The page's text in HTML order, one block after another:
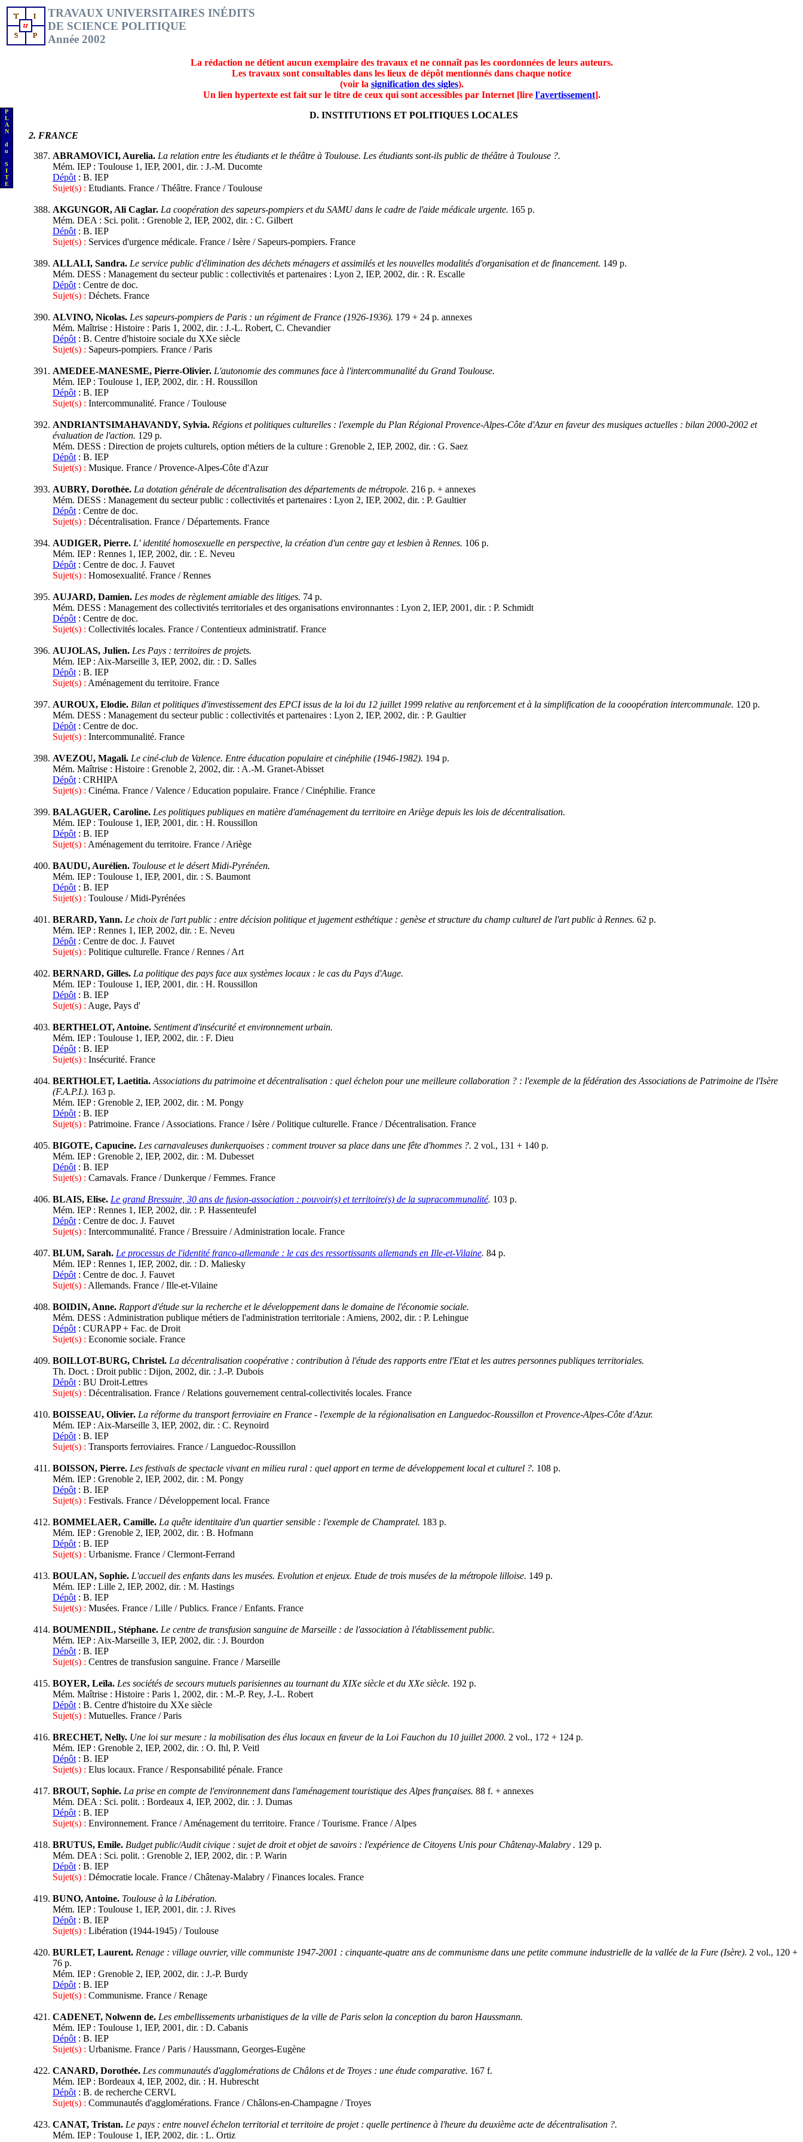
P
L
A
N
d
u
S
I
T
E
TRAVAUX UNIVERSITAIRES INÉDITS
DE SCIENCE POLITIQUE
Année 2002
La rédaction ne détient aucun exemplaire des travaux et ne connaît pas les coordonnées de leurs auteurs.
Les travaux sont consultables dans les lieux de dépôt mentionnés dans chaque notice
(voir la signification des sigles).
Un lien hypertexte est fait sur le titre de ceux qui sont accessibles par Internet [lire l'avertissement].
D. INSTITUTIONS ET POLITIQUES LOCALES
2. FRANCE
ABRAMOVICI, Aurelia. La relation entre les étudiants et le théâtre à Toulouse. Les étudiants sont-ils public de théâtre à Toulouse ?.
Mém. IEP : Toulouse 1, IEP, 2001, dir. : J.-M. Ducomte
Dépôt : B. IEP
Sujet(s) : Etudiants. France / Théâtre. France / Toulouse
AKGUNGOR, Ali Caglar. La coopération des sapeurs-pompiers et du SAMU dans le cadre de l'aide médicale urgente. 165 p.
Mém. DEA : Sci. polit. : Grenoble 2, IEP, 2002, dir. : C. Gilbert
Dépôt : B. IEP
Sujet(s) : Services d'urgence médicale. France / Isère / Sapeurs-pompiers. France
ALLALI, Sandra. Le service public d'élimination des déchets ménagers et assimilés et les nouvelles modalités d'organisation et de financement. 149 p.
Mém. DESS : Management du secteur public : collectivités et partenaires : Lyon 2, IEP, 2002, dir. : R. Escalle
Dépôt : Centre de doc.
Sujet(s) : Déchets. France
ALVINO, Nicolas. Les sapeurs-pompiers de Paris : un régiment de France (1926-1936). 179 + 24 p. annexes
Mém. Maîtrise : Histoire : Paris 1, 2002, dir. : J.-L. Robert, C. Chevandier
Dépôt : B. Centre d'histoire sociale du XXe siècle
Sujet(s) : Sapeurs-pompiers. France / Paris
AMEDEE-MANESME, Pierre-Olivier. L'autonomie des communes face à l'intercommunalité du Grand Toulouse.
Mém. IEP : Toulouse 1, IEP, 2002, dir. : H. Roussillon
Dépôt : B. IEP
Sujet(s) : Intercommunalité. France / Toulouse
ANDRIANTSIMAHAVANDY, Sylvia. Régions et politiques culturelles : l'exemple du Plan Régional Provence-Alpes-Côte d'Azur en faveur des musiques actuelles : bilan 2000-2002 et
évaluation de l'action. 129 p.
Mém. DESS : Direction de projets culturels, option métiers de la culture : Grenoble 2, IEP, 2002, dir. : G. Saez
Dépôt : B. IEP
Sujet(s) : Musique. France / Provence-Alpes-Côte d'Azur
AUBRY, Dorothée. La dotation générale de décentralisation des départements de métropole. 216 p. + annexes
Mém. DESS : Management du secteur public : collectivités et partenaires : Lyon 2, IEP, 2002, dir. : P. Gaultier
Dépôt : Centre de doc.
Sujet(s) : Décentralisation. France / Départements. France
AUDIGER, Pierre. L' identité homosexuelle en perspective, la création d'un centre gay et lesbien à Rennes. 106 p.
Mém. IEP : Rennes 1, IEP, 2002, dir. : E. Neveu
Dépôt : Centre de doc. J. Fauvet
Sujet(s) : Homosexualité. France / Rennes
AUJARD, Damien. Les modes de règlement amiable des litiges. 74 p.
Mém. DESS : Management des collectivités territoriales et des organisations environnantes : Lyon 2, IEP, 2001, dir. : P. Schmidt
Dépôt : Centre de doc.
Sujet(s) : Collectivités locales. France / Contentieux administratif. France
AUJOLAS, Julien. Les Pays : territoires de projets.
Mém. IEP : Aix-Marseille 3, IEP, 2002, dir. : D. Salles
Dépôt : B. IEP
Sujet(s) : Aménagement du territoire. France
AUROUX, Elodie. Bilan et politiques d'investissement des EPCI issus de la loi du 12 juillet 1999 relative au renforcement et à la simplification de la cooopération intercommunale. 120 p.
Mém. DESS : Management du secteur public : collectivités et partenaires : Lyon 2, IEP, 2002, dir. : P. Gaultier
Dépôt : Centre de doc.
Sujet(s) : Intercommunalité. France
AVEZOU, Magali. Le ciné-club de Valence. Entre éducation populaire et cinéphilie (1946-1982). 194 p.
Mém. Maîtrise : Histoire : Grenoble 2, 2002, dir. : A.-M. Granet-Abisset
Dépôt : CRHIPA
Sujet(s) : Cinéma. France / Valence / Education populaire. France / Cinéphilie. France
BALAGUER, Caroline. Les politiques publiques en matière d'aménagement du territoire en Ariège depuis les lois de décentralisation.
Mém. IEP : Toulouse 1, IEP, 2001, dir. : H. Roussillon
Dépôt : B. IEP
Sujet(s) : Aménagement du territoire. France / Ariège
BAUDU, Aurélien. Toulouse et le désert Midi-Pyrénéen.
Mém. IEP : Toulouse 1, IEP, 2001, dir. : S. Baumont
Dépôt : B. IEP
Sujet(s) : Toulouse / Midi-Pyrénées
BERARD, Yann. Le choix de l'art public : entre décision politique et jugement esthétique : genèse et structure du champ culturel de l'art public à Rennes. 62 p.
Mém. IEP : Rennes 1, IEP, 2002, dir. : E. Neveu
Dépôt : Centre de doc. J. Fauvet
Sujet(s) : Politique culturelle. France / Rennes / Art
BERNARD, Gilles. La politique des pays face aux systèmes locaux : le cas du Pays d'Auge.
Mém. IEP : Toulouse 1, IEP, 2001, dir. : H. Roussillon
Dépôt : B. IEP
Sujet(s) : Auge, Pays d'
BERTHELOT, Antoine. Sentiment d'insécurité et environnement urbain.
Mém. IEP : Toulouse 1, IEP, 2002, dir. : F. Dieu
Dépôt : B. IEP
Sujet(s) : Insécurité. France
BERTHOLET, Laetitia. Associations du patrimoine et décentralisation : quel échelon pour une meilleure collaboration ? : l'exemple de la fédération des Associations de Patrimoine de l'Isère
(F.A.P.I.). 163 p.
Mém. IEP : Grenoble 2, IEP, 2002, dir. : M. Pongy
Dépôt : B. IEP
Sujet(s) : Patrimoine. France / Associations. France / Isère / Politique culturelle. France / Décentralisation. France
BIGOTE, Capucine. Les carnavaleuses dunkerquoises : comment trouver sa place dans une fête d'hommes ?. 2 vol., 131 + 140 p.
Mém. IEP : Grenoble 2, IEP, 2002, dir. : M. Dubesset
Dépôt : B. IEP
Sujet(s) : Carnavals. France / Dunkerque / Femmes. France
BLAIS, Elise. Le grand Bressuire, 30 ans de fusion-association : pouvoir(s) et territoire(s) de la supracommunalité. 103 p.
Mém. IEP : Rennes 1, IEP, 2002, dir. : P. Hassenteufel
Dépôt : Centre de doc. J. Fauvet
Sujet(s) : Intercommunalité. France / Bressuire / Administration locale. France
BLUM, Sarah. Le processus de l'identité franco-allemande : le cas des ressortissants allemands en Ille-et-Vilaine. 84 p.
Mém. IEP : Rennes 1, IEP, 2002, dir. : D. Maliesky
Dépôt : Centre de doc. J. Fauvet
Sujet(s) : Allemands. France / Ille-et-Vilaine
BOIDIN, Anne. Rapport d'étude sur la recherche et le développement dans le domaine de l'économie sociale.
Mém. DESS : Administration publique métiers de l'administration territoriale : Amiens, 2002, dir. : P. Lehingue
Dépôt : CURAPP + Fac. de Droit
Sujet(s) : Economie sociale. France
BOILLOT-BURG, Christel. La décentralisation coopérative : contribution à l'étude des rapports entre l'Etat et les autres personnes publiques territoriales.
Th. Doct. : Droit public : Dijon, 2002, dir. : J.-P. Dubois
Dépôt : BU Droit-Lettres
Sujet(s) : Décentralisation. France / Relations gouvernement central-collectivités locales. France
BOISSEAU, Olivier. La réforme du transport ferroviaire en France - l'exemple de la régionalisation en Languedoc-Roussillon et Provence-Alpes-Côte d'Azur.
Mém. IEP : Aix-Marseille 3, IEP, 2002, dir. : C. Reynoird
Dépôt : B. IEP
Sujet(s) : Transports ferroviaires. France / Languedoc-Roussillon
BOISSON, Pierre. Les festivals de spectacle vivant en milieu rural : quel apport en terme de développement local et culturel ?. 108 p.
Mém. IEP : Grenoble 2, IEP, 2002, dir. : M. Pongy
Dépôt : B. IEP
Sujet(s) : Festivals. France / Développement local. France
BOMMELAER, Camille. La quête identitaire d'un quartier sensible : l'exemple de Champratel. 183 p.
Mém. IEP : Grenoble 2, IEP, 2002, dir. : B. Hofmann
Dépôt : B. IEP
Sujet(s) : Urbanisme. France / Clermont-Ferrand
BOULAN, Sophie. L'accueil des enfants dans les musées. Evolution et enjeux. Etude de trois musées de la métropole lilloise. 149 p.
Mém. IEP : Lille 2, IEP, 2002, dir. : M. Hastings
Dépôt : B. IEP
Sujet(s) : Musées. France / Lille / Publics. France / Enfants. France
BOUMENDIL, Stéphane. Le centre de transfusion sanguine de Marseille : de l'association à l'établissement public.
Mém. IEP : Aix-Marseille 3, IEP, 2002, dir. : J. Bourdon
Dépôt : B. IEP
Sujet(s) : Centres de transfusion sanguine. France / Marseille
BOYER, Leïla. Les sociétés de secours mutuels parisiennes au tournant du XIXe siècle et du XXe siècle. 192 p.
Mém. Maîtrise : Histoire : Paris 1, 2002, dir. : M.-P. Rey, J.-L. Robert
Dépôt : B. Centre d'histoire du XXe siècle
Sujet(s) : Mutuelles. France / Paris
BRECHET, Nelly. Une loi sur mesure : la mobilisation des élus locaux en faveur de la Loi Fauchon du 10 juillet 2000. 2 vol., 172 + 124 p.
Mém. IEP : Grenoble 2, IEP, 2002, dir. : O. Ihl, P. Veitl
Dépôt : B. IEP
Sujet(s) : Elus locaux. France / Responsabilité pénale. France
BROUT, Sophie. La prise en compte de l'environnement dans l'aménagement touristique des Alpes françaises. 88 f. + annexes
Mém. DEA : Sci. polit. : Bordeaux 4, IEP, 2002, dir. : J. Dumas
Dépôt : B. IEP
Sujet(s) : Environnement. France / Aménagement du territoire. France / Tourisme. France / Alpes
BRUTUS, Emile. Budget public/Audit civique : sujet de droit et objet de savoirs : l'expérience de Citoyens Unis pour Châtenay-Malabry . 129 p.
Mém. DEA : Sci. polit. : Grenoble 2, IEP, 2002, dir. : P. Warin
Dépôt : B. IEP
Sujet(s) : Démocratie locale. France / Châtenay-Malabry / Finances locales. France
BUNO, Antoine. Toulouse à la Libération.
Mém. IEP : Toulouse 1, IEP, 2001, dir. : J. Rives
Dépôt : B. IEP
Sujet(s) : Libération (1944-1945) / Toulouse
BURLET, Laurent. Renage : village ouvrier, ville communiste 1947-2001 : cinquante-quatre ans de communisme dans une petite commune industrielle de la vallée de la Fure (Isère). 2 vol., 120 +
76 p.
Mém. IEP : Grenoble 2, IEP, 2002, dir. : J.-P. Burdy
Dépôt : B. IEP
Sujet(s) : Communisme. France / Renage
CADENET, Nolwenn de. Les embellissements urbanistiques de la ville de Paris selon la conception du baron Haussmann.
Mém. IEP : Toulouse 1, IEP, 2001, dir. : D. Cabanis
Dépôt : B. IEP
Sujet(s) : Urbanisme. France / Paris / Haussmann, Georges-Eugène
CANARD, Dorothée. Les communautés d'agglomérations de Châlons et de Troyes : une étude comparative. 167 f.
Mém. IEP : Bordeaux 4, IEP, 2002, dir. : H. Hubrescht
Dépôt : B. de recherche CERVL
Sujet(s) : Communautés d'agglomérations. France / Châlons-en-Champagne / Troyes
CANAT, Tristan. Le pays : entre nouvel échelon territorial et territoire de projet : quelle pertinence à l'heure du deuxième acte de décentralisation ?.
Mém. IEP : Toulouse 1, IEP, 2002, dir. : L. Ortiz